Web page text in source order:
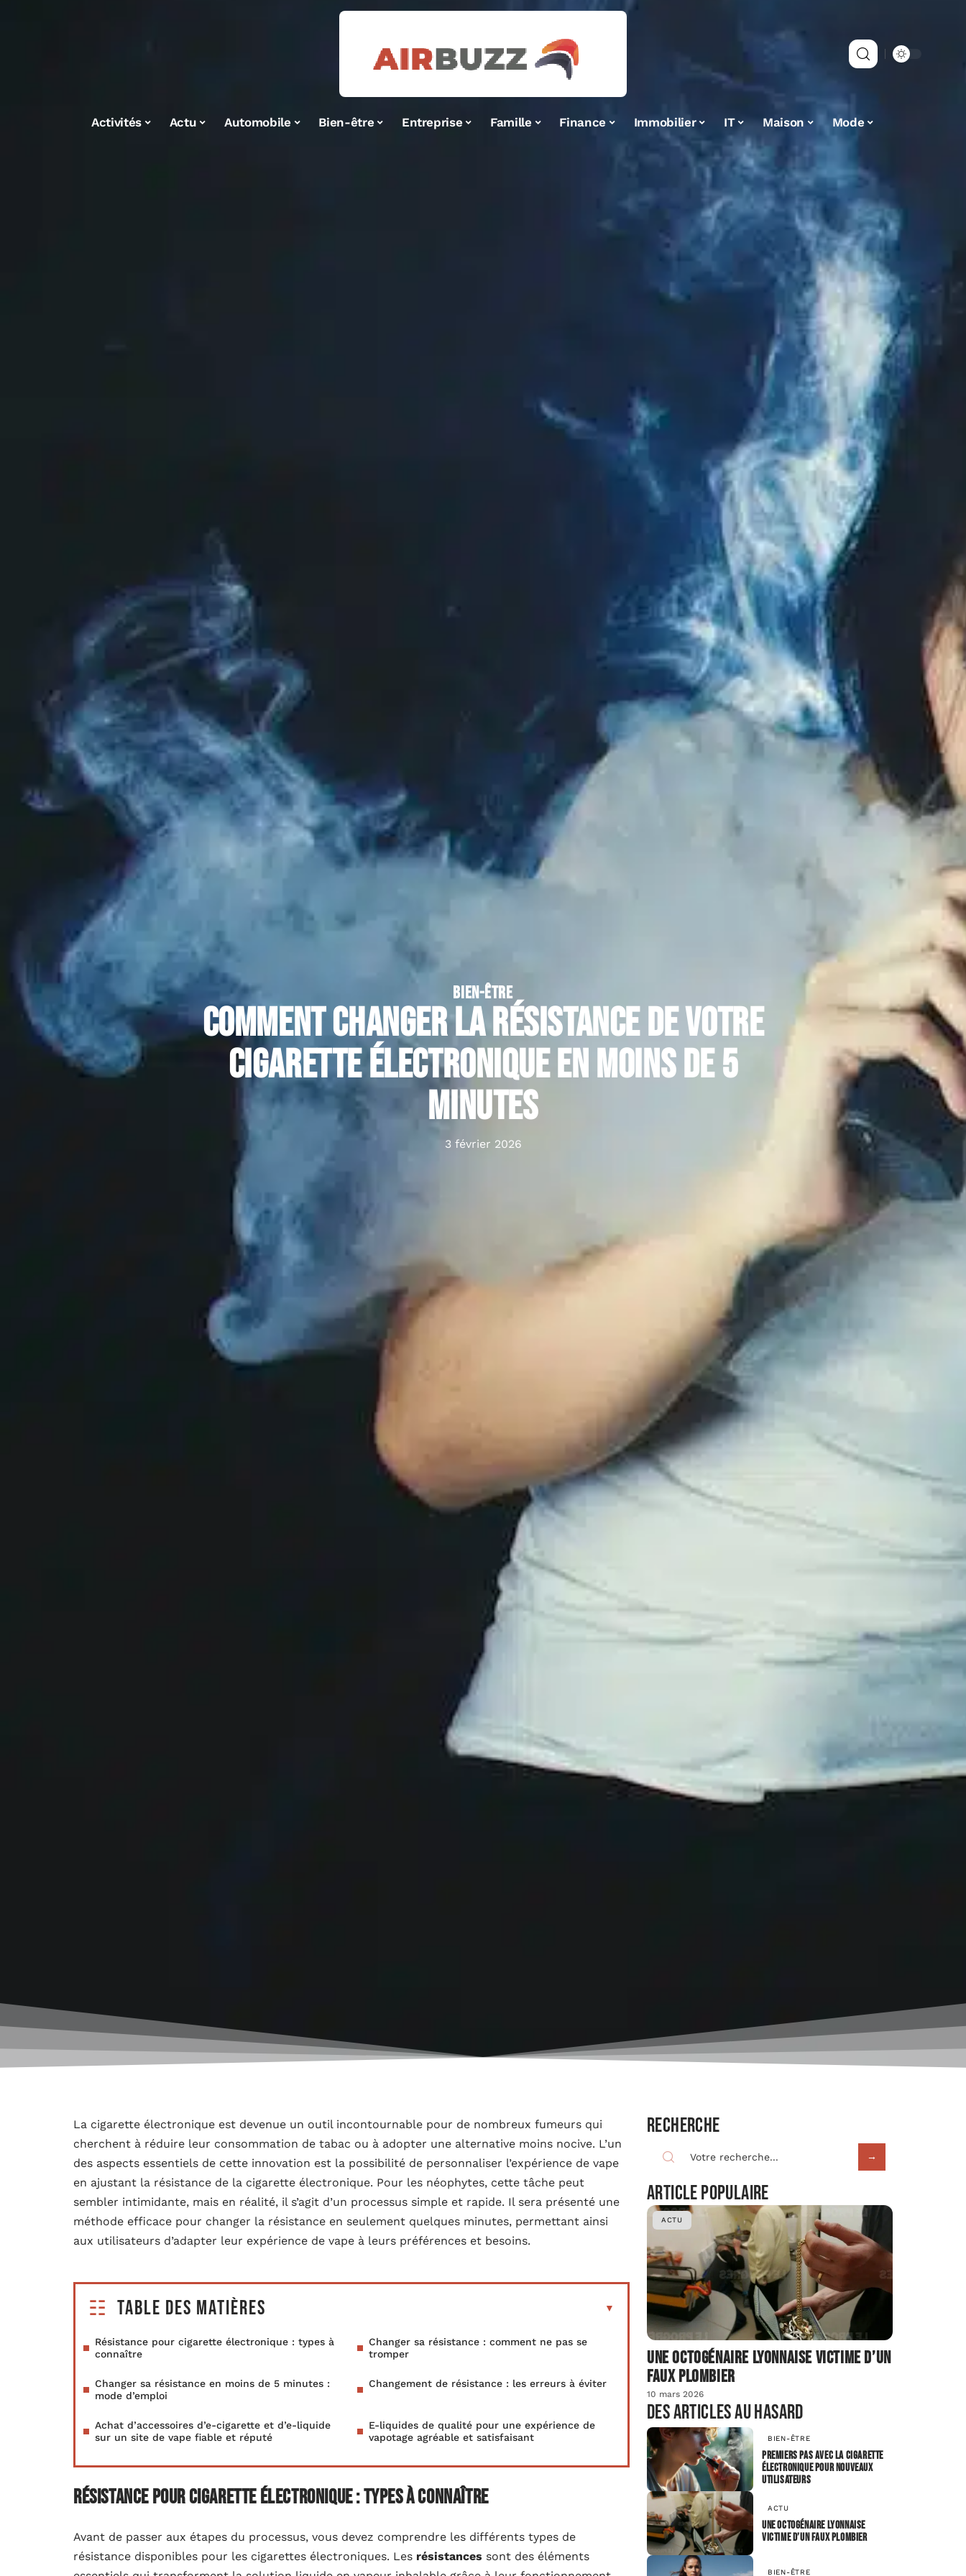
Activités Actu Automobile Bien-être Entreprise Famille Finance Immobilier IT Maison Mode
BIEN-ÊTRE
Comment changer la résistance de votre
cigarette électronique en moins de 5
minutes
3 février 2026
La cigarette électronique est devenue un outil incontournable pour de nombreux fumeurs qui
cherchent à réduire leur consommation de tabac ou à adopter une alternative moins nocive. L’un
des aspects essentiels de cette innovation est la possibilité de personnaliser l’expérience de vape
en ajustant la résistance de la cigarette électronique. Pour les néophytes, cette tâche peut
sembler intimidante, mais en réalité, il s’agit d’un processus simple et rapide. Il sera présenté une
méthode efficace pour changer la résistance en seulement quelques minutes, permettant ainsi
aux utilisateurs d’adapter leur expérience de vape à leurs préférences et besoins.
Table des matières
Résistance pour cigarette électronique : types à
connaître
Changer sa résistance : comment ne pas se
tromper
Changer sa résistance en moins de 5 minutes :
mode d’emploi
Changement de résistance : les erreurs à éviter
Achat d’accessoires d’e-cigarette et d’e-liquide
sur un site de vape fiable et réputé
E-liquides de qualité pour une expérience de
vapotage agréable et satisfaisant
Résistance pour cigarette électronique : types à connaître
Avant de passer aux étapes du processus, vous devez comprendre les différents types de
résistance disponibles pour les cigarettes électroniques. Les résistances sont des éléments
Recherche
Article populaire
ACTU
Une octogénaire lyonnaise victime d’un
faux plombier
10 mars 2026
Des articles au hasard
BIEN-ÊTRE
Premiers pas avec la cigarette
électronique pour nouveaux
utilisateurs
ACTU
Une octogénaire lyonnaise
victime d’un faux plombier
BIEN-ÊTRE